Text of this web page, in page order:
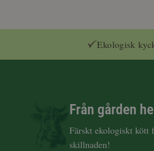
Ekologisk
Från gården
Färskt ekologiskt kött
skillnaden!